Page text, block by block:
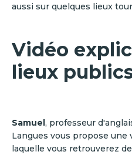
aussi sur quelques lieux
Vidéo
lieux
Samuel, professeur
Langues vous propose une
laquelle vous retrouverez